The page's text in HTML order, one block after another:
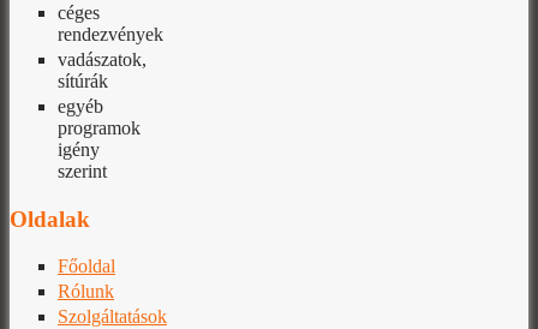
céges
rendezvények
vadászatok,
sítúrák
egyéb
programok
igény
szerint
Oldalak
Főoldal
Rólunk
Szolgáltatások